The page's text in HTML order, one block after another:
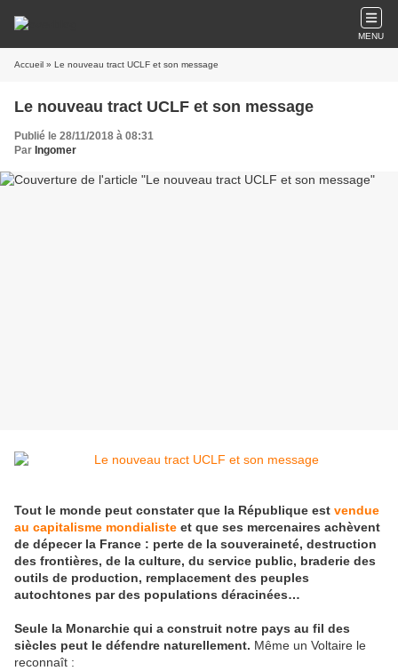
MENU
Accueil » Le nouveau tract UCLF et son message
Le nouveau tract UCLF et son message
Publié le 28/11/2018 à 08:31
Par Ingomer
Tout le monde peut constater que la République est vendue
au capitalisme mondialiste et que ses mercenaires achèvent
de dépecer la France : perte de la souveraineté, destruction
des frontières, de la culture, du service public, braderie des
outils de production, remplacement des peuples
autochtones par des populations déracinées…
Seule la Monarchie qui a construit notre pays au fil des
siècles peut le défendre naturellement. Même un Voltaire le
reconnaît :